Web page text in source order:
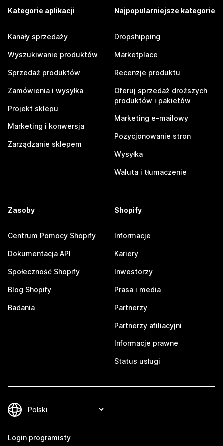
Kategorie aplikacji
Kanały sprzedaży
Wyszukiwanie produktów
Sprzedaż produktów
Zamówienia i wysyłka
Projekt sklepu
Marketing i konwersja
Zarządzanie sklepem
Najpopularniejsze kategorie
Dropshipping
Marketplace
Recenzje produktu
Oferuj sprzedaż droższych
produktów i pakietów
Marketing e-mailowy
Pozycjonowanie stron
Wysyłka
Waluta i tłumaczenie
Zasoby
Centrum Pomocy Shopify
Dokumentacja API
Społeczność Shopify
Blog Shopify
Badania
Shopify
Informacje
Kariery
Inwestorzy
Prasa i media
Partnerzy
Partnerzy afiliacyjni
Informacje prawne
Status usługi
Login programisty